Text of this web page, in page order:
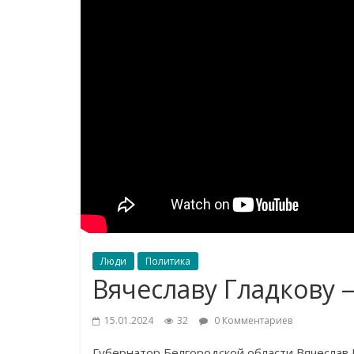
Люди Политика
Вячеславу Гладкову
15.01.2024 32 0 Комментариев